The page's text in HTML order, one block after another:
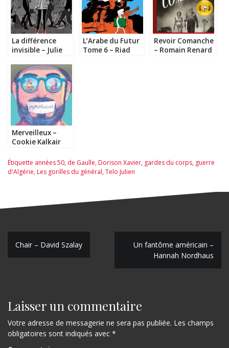
La différence
invisible – Julie
Mademoiselle
Caroline
L’Arabe du Futur
Tome 6 – Riad
Revoir Comanche
– Romain Renard
Merveilleux –
Cookie Kalkair
Étiquette années 50, de Gaulle,Dorison Xavier, gardes du corps, guerre
d'Algérie,Les gorilles du général,Telo Julien
N
i
g
a
Chair – David Szalay
Un fantôme américain –
Hannah Nordhaus
Laisser un commentaire
Votre adresse de messagerie ne sera pas publiée. Les champs
obligatoires sont indiqués avec *